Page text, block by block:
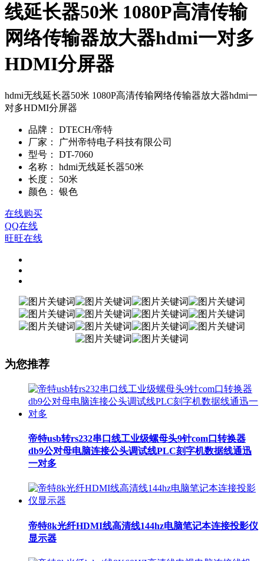
线延长器50米 1080P高清传输
网络传输器放大器hdmi一对多
HDMI分屏器
hdmi无线延长器50米 1080P高清传输网络传输器放大器hdmi一
对多HDMI分屏器
品牌：
DTECH/帝特
厂家：
广州帝特电子科技有限公司
型号：
DT-7060
名称：
hdmi无线延长器50米
长度：
50米
颜色：
银色
在线购买
QQ在线
旺旺在线
为您推荐
帝特usb转rs232串口线工业级螺母头9针com口转换器
db9公对母电脑连接公头调试线PLC刻字机数据线通迅
一对多
帝特8k光纤HDMI线高清线144hz电脑笔记本连接投影仪
显示器